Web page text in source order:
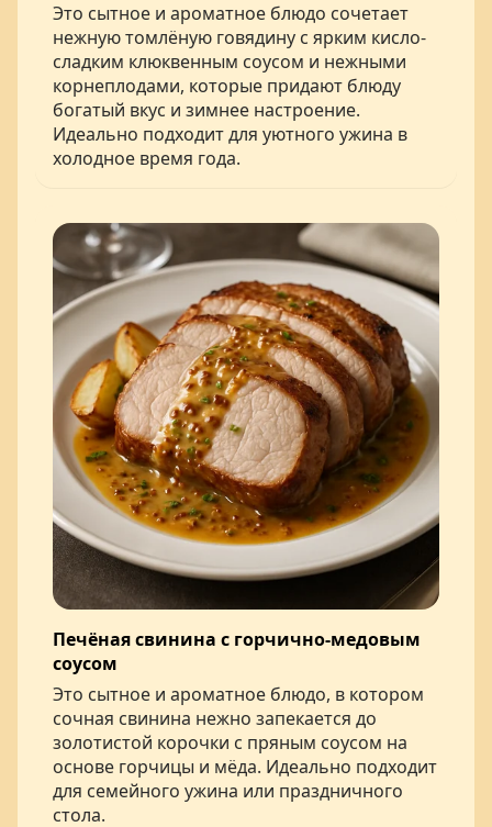
Это сытное и ароматное блюдо сочетает
нежную томлёную говядину с ярким кисло-
сладким клюквенным соусом и нежными
корнеплодами, которые придают блюду
богатый вкус и зимнее настроение.
Идеально подходит для уютного ужина в
холодное время года.
Печёная свинина с горчично-медовым
соусом
Это сытное и ароматное блюдо, в котором
сочная свинина нежно запекается до
золотистой корочки с пряным соусом на
основе горчицы и мёда. Идеально подходит
для семейного ужина или праздничного
стола.